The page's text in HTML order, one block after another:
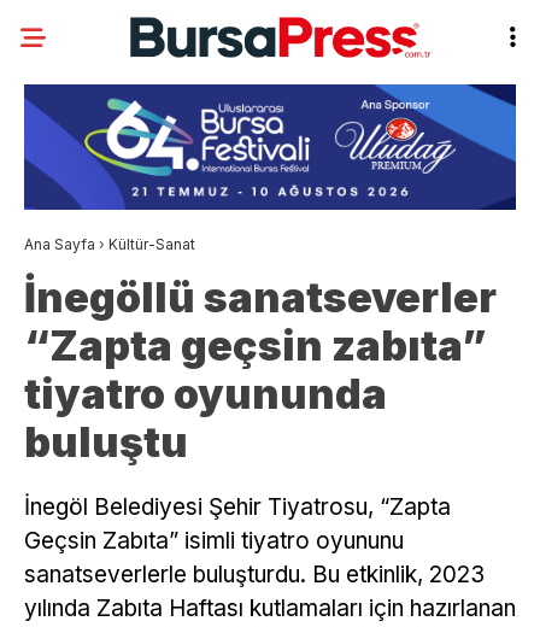
Ana Sayfa › Kültür-Sanat
İnegöllü sanatseverler
“Zapta geçsin zabıta”
tiyatro oyununda
buluştu
İnegöl Belediyesi Şehir Tiyatrosu, “Zapta
Geçsin Zabıta” isimli tiyatro oyununu
sanatseverlerle buluşturdu. Bu etkinlik, 2023
yılında Zabıta Haftası kutlamaları için hazırlanan